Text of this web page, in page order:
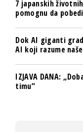
7 japanskih
pomognu da
Dok AI giganti
AI koji razume
IZJAVA DANA:
timu“